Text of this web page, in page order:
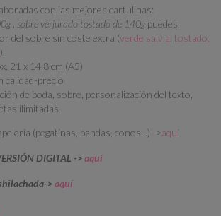
con las mejores cartulinas:
sobre verjurado tostado de 140g puedes
del sobre sin coste extra (verde salvia, tostado,
).
21 x 14,8 cm (A5)
calidad-precio
de boda, sobre, personalización del texto,
ilimitadas
(pegatinas, bandas, conos...) ->aquí
DIGITAL ->aqui
>aquí